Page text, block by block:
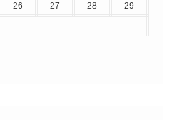
26 27 28
29